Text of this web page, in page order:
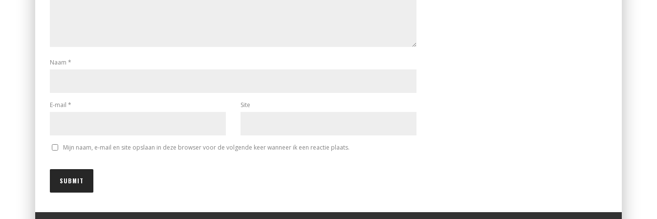
Naam *
E-mail * Site
Mijn naam, e-mail en site opslaan in deze browser voor de volgende keer wanneer ik een reactie plaats.